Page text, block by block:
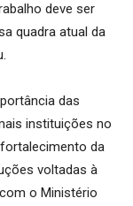
deve ser
quadra atual da
das
instituições no
da
voltadas à
o Ministério